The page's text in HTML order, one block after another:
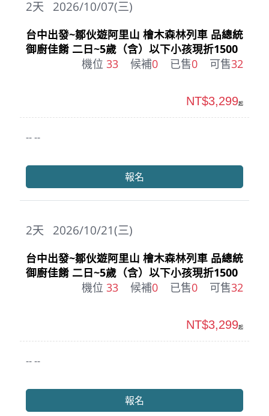
2026/10/07(三)
2天
台中出發~鄒伙遊阿里山 檜木森林列車 品總統
御廚佳餚 二日~5歲（含）以下小孩現折1500
機位 33 候補0 已售0 可售32
-- --
NT$3,299起
報名
2026/10/21(三)
2天
台中出發~鄒伙遊阿里山 檜木森林列車 品總統
御廚佳餚 二日~5歲（含）以下小孩現折1500
機位 33 候補0 已售0 可售32
-- --
NT$3,299起
報名